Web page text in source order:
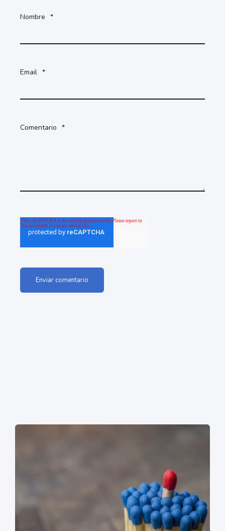
Nombre *
Email *
Comentario *